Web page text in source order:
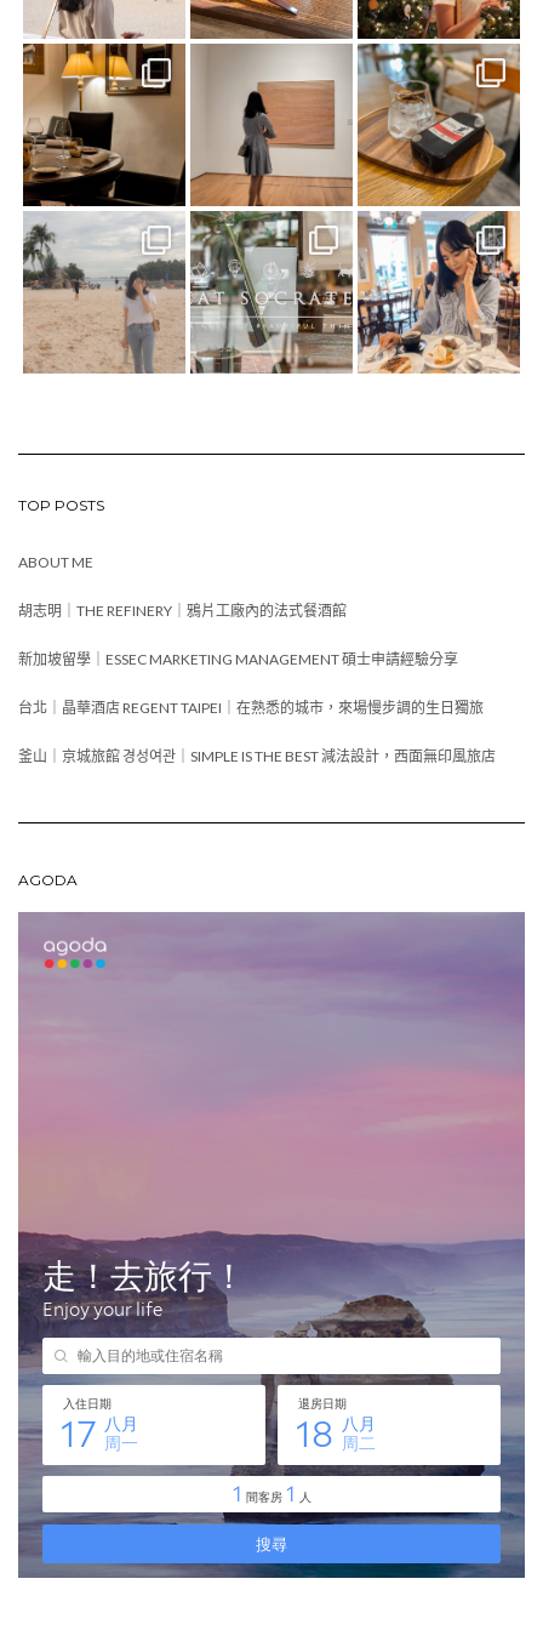
TOP POSTS
ABOUT ME
胡志明｜THE REFINERY｜鴉片工廠內的法式餐酒館
新加坡留學｜ESSEC MARKETING MANAGEMENT 碩士申請經驗分享
台北｜晶華酒店 REGENT TAIPEI｜在熟悉的城市，來場慢步調的生日獨旅
釜山｜京城旅館 경성여관｜SIMPLE IS THE BEST 減法設計，西面無印風旅店
AGODA